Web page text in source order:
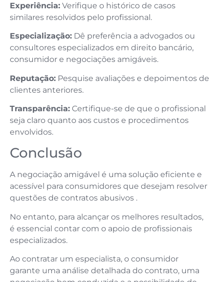
Experiência: Verifique o histórico de casos
similares resolvidos pelo profissional.
Especialização: Dê preferência a advogados ou
consultores especializados em direito bancário,
consumidor e negociações amigáveis.
Reputação: Pesquise avaliações e depoimentos de
clientes anteriores.
Transparência: Certifique-se de que o profissional
seja claro quanto aos custos e procedimentos
envolvidos.
Conclusão
A negociação amigável é uma solução eficiente e
acessível para consumidores que desejam resolver
questões de contratos abusivos .
No entanto, para alcançar os melhores resultados,
é essencial contar com o apoio de profissionais
especializados.
Ao contratar um especialista, o consumidor
garante uma análise detalhada do contrato, uma